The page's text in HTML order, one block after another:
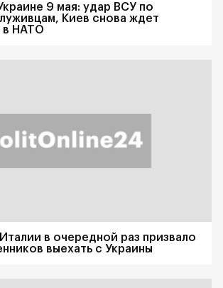
9 мая: удар ВСУ по
Киев снова ждет
в НАТО
в очередной раз призвало
выехать с Украины